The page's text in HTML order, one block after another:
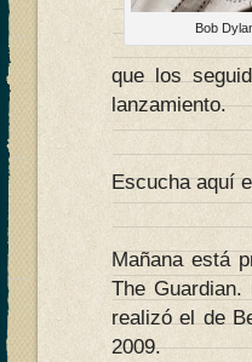
Bob
que los
lanzamiento.
Escucha aquí
Mañana está
The
realizó el de
2009.